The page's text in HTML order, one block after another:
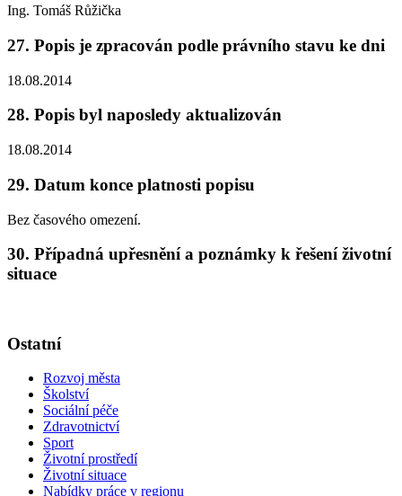
Ing. Tomáš Růžička
27. Popis je zpracován podle právního stavu ke dni
18.08.2014
28. Popis byl naposledy aktualizován
18.08.2014
29. Datum konce platnosti popisu
Bez časového omezení.
30. Případná upřesnění a poznámky k řešení životní
situace
Ostatní
Rozvoj města
Školství
Sociální péče
Zdravotnictví
Sport
Životní prostředí
Životní situace
Nabídky práce v regionu